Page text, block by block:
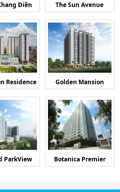
Điền The Sun Avenue
Residence Golden Mansion
ParkView Botanica Premier